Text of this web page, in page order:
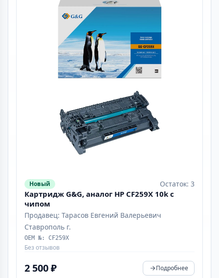
Новый Остаток: 3
Картридж G&G, аналог HP CF259X 10k с
чипом
Продавец: Тарасов Евгений Валерьевич
Ставрополь г.
OEM №: CF259X
Без отзывов
2 500 ₽ Подробнее